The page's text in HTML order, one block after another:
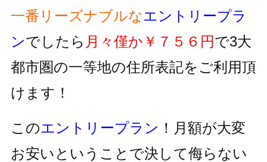
一番リーズナブルなエントリープラ
ンでしたら 月々僅か￥７５６円で3大
都市圏の一等地の住所表記をご利用頂
けます！
このエントリープラン ！月額が大変
お安いということで決して侮らない